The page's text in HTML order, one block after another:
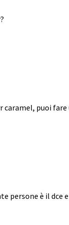
caramel, puoi
persone è il